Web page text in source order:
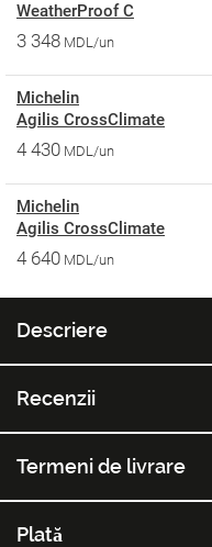
WeatherProof C
3 348 MDL/un
Michelin
Agilis CrossClimate
4 430 MDL/un
Michelin
Agilis CrossClimate
4 640 MDL/un
Descriere
Recenzii
Termeni de livrare
Plată